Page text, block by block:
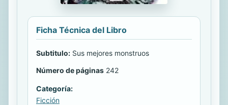
Ficha Técnica del Libro
Subtitulo: Sus mejores monstruos
Número de páginas 242
Categoría:
Ficción